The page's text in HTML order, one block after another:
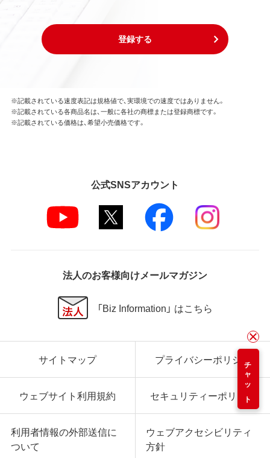
登録する
チャット
※記載されている速度表記は規格値で、実環境での速度ではありません。
※記載されている各商品名は、一般に各社の商標または登録商標です。
※記載されている価格は、希望小売価格です。
公式SNSアカウント
法人のお客様向けメールマガジン
「Biz Information」 はこちら
サイトマップ プライバシーポリシー
ウェブサイト利用規約 セキュリティーポリシー
利用者情報の外部送信に
ついて
ウェブアクセシビリティ
方針